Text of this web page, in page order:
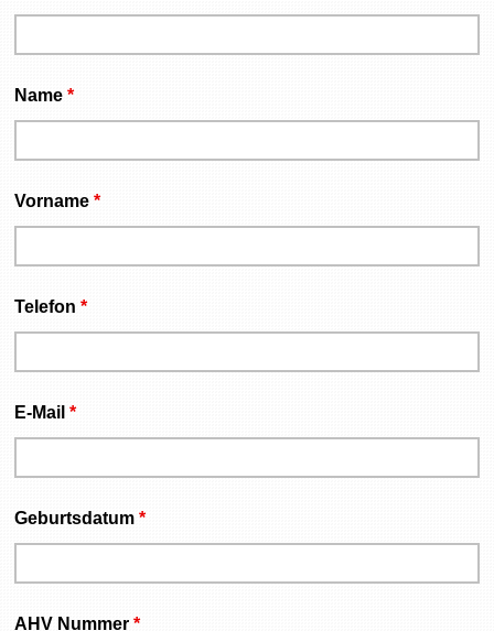
Name*
Vorname*
Telefon*
E-Mail*
Geburtsdatum*
AHV Nummer*